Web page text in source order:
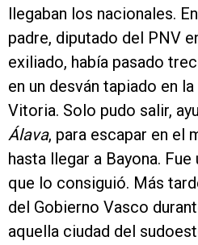
llegaban los nacionales.
padre, diputado del PNV
exiliado, había pasado
en un desván tapiado en
Vitoria. Solo pudo salir,
Álava, para escapar en el
hasta llegar a Bayona.
que lo consiguió. Más
del Gobierno Vasco
aquella ciudad del